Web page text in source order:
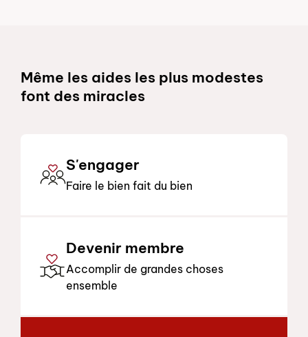
Même les aides les plus modestes
font des miracles
S'engager
Faire le bien fait du bien
Devenir membre
Accomplir de grandes choses
ensemble